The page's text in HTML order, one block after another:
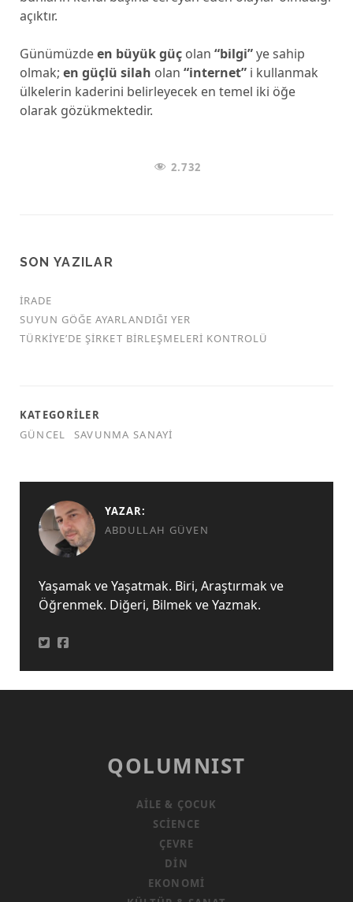
açıktır.
Günümüzdeen büyük güçolan “bilgi”ye sahip
olmak; en güçlü silah olan “internet”i kullanmak
ülkelerin kaderini belirleyecek en temel iki öğe
olarak gözükmektedir.
2.732
SON YAZILAR
İRADE
SUYUN GÖĞE AYARLANDIĞI YER
TÜRKİYE’DE ŞİRKET BİRLEŞMELERİ KONTROLÜ
KATEGORILER
GÜNCEL
SAVUNMA SANAYI
YAZAR:
ABDULLAH GÜVEN
Yaşamak ve Yaşatmak. Biri, Araştırmak ve
Öğrenmek. Diğeri, Bilmek ve Yazmak.
QOLUMNIST
AILE & ÇOCUK
SCIENCE
ÇEVRE
DIN
EKONOMI